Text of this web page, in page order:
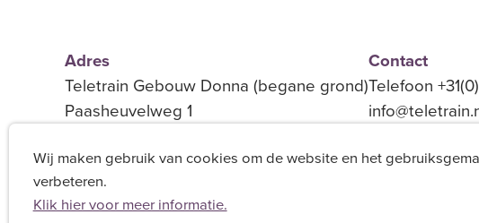
Adres
Teletrain Gebouw Donna (begane grond)
Paasheuvelweg 1
Contact
Telefoon
Disclaimer Privacy Statement
Wij maken gebruik van cookies om de website en het
verbeteren.
Klik hier voor meer informatie.